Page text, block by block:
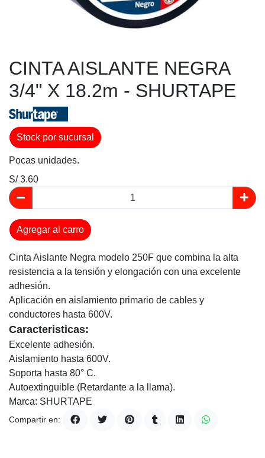
CINTA AISLANTE NEGRA
3/4" X 18.2m - SHURTAPE
Stock por sucursal
Pocas unidades.
S/ 3.60
Agregar al carro
Cinta Aislante Negra modelo 250F que combina la alta
resistencia a la tensión y elongación con una excelente
adhesión.
Aplicación en aislamiento primario de cables y
conductores hasta 600V.
Caracteristicas:
Excelente adhesión.
Aislamiento hasta 600V.
Soporta hasta 80° C.
Autoextinguible (Retardante a la llama).
Marca: SHURTAPE
Compartir en: